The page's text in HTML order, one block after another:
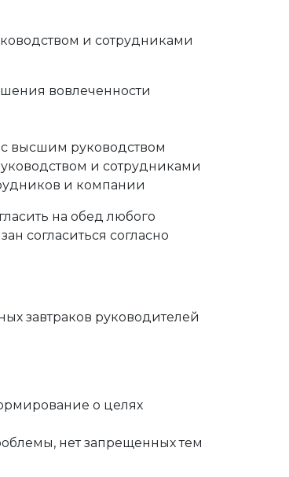
и сотрудниками
вовлеченности
высшим руководством
и сотрудниками
и компании
на обед любого
согласиться согласно
завтраков руководителей
о целях
нет запрещенных тем